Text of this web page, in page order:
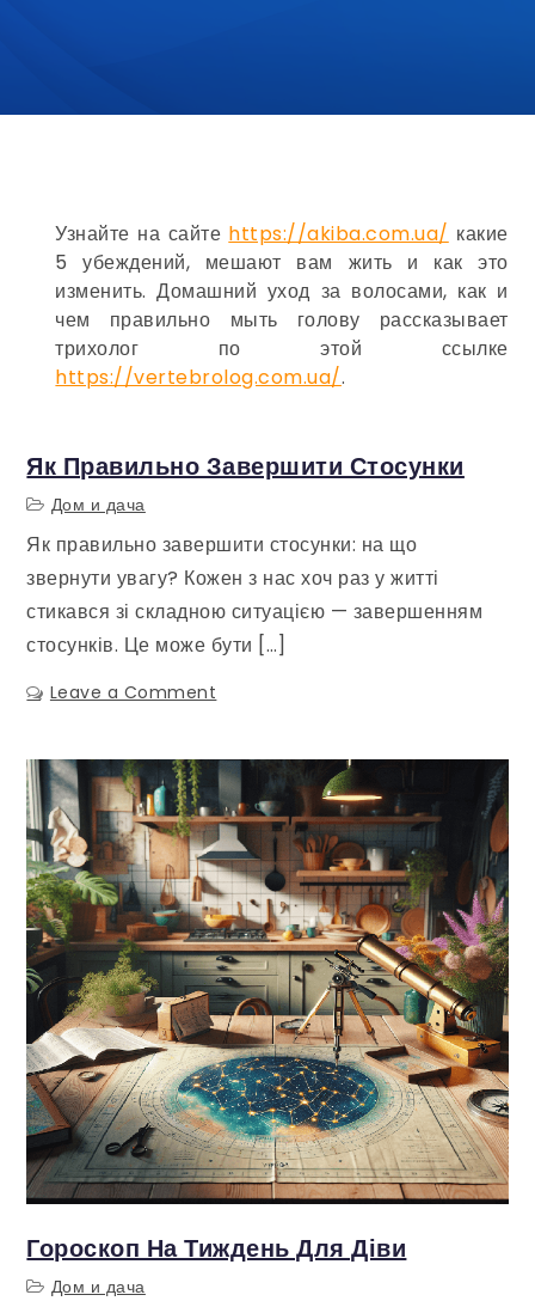
Узнайте на сайте https://akiba.com.ua/ какие
5 убеждений, мешают вам жить и как это
изменить. Домашний уход за волосами, как и
чем правильно мыть голову рассказывает
трихолог по этой ссылке
https://vertebrolog.com.ua/.
Як Правильно Завершити Стосунки
Дом и дача
Як правильно завершити стосунки: на що
звернути увагу? Кожен з нас хоч раз у житті
стикався зі складною ситуацією — завершенням
стосунків. Це може бути […]
Leave a Comment
завершити
стосунки
Гороскоп На Тиждень Для Діви
Дом и дача